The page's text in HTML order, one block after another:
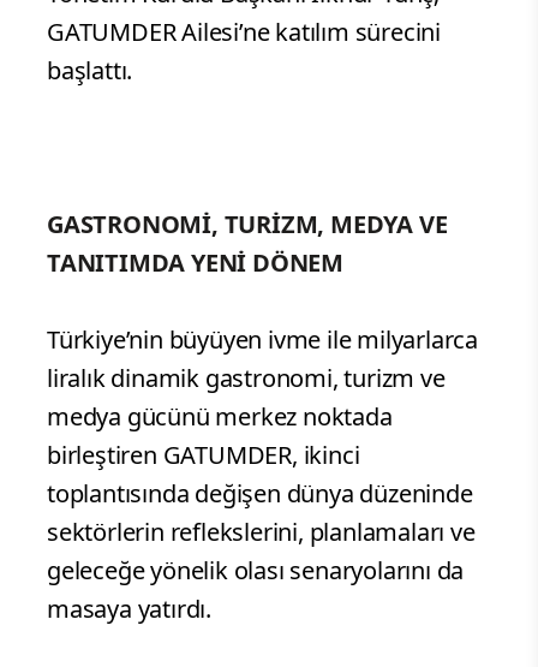
GATUMDER Ailesi’ne katılım sürecini
başlattı.
GASTRONOMİ, TURİZM, MEDYA VE
TANITIMDA YENİ DÖNEM
Türkiye’nin büyüyen ivme ile milyarlarca
liralık dinamik gastronomi, turizm ve
medya gücünü merkez noktada
birleştiren GATUMDER, ikinci
toplantısında değişen dünya düzeninde
sektörlerin reflekslerini, planlamaları ve
geleceğe yönelik olası senaryolarını da
masaya yatırdı.